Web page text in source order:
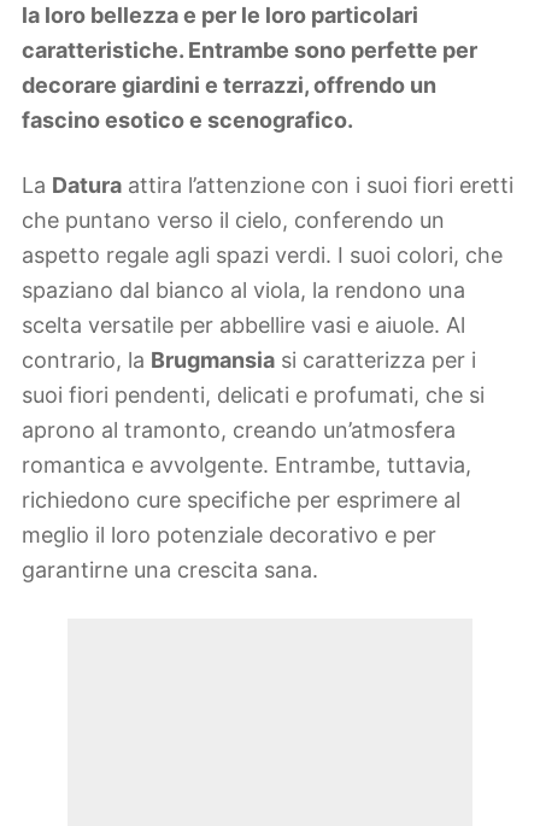
la loro bellezza e per le loro particolari
caratteristiche. Entrambe sono perfette per
decorare giardini e terrazzi, offrendo un
fascino esotico e scenografico.
La Datura attira l’attenzione con i suoi fiori eretti
che puntano verso il cielo, conferendo un
aspetto regale agli spazi verdi. I suoi colori, che
spaziano dal bianco al viola, la rendono una
scelta versatile per abbellire vasi e aiuole. Al
contrario, la Brugmansia si caratterizza per i
suoi fiori pendenti, delicati e profumati, che si
aprono al tramonto, creando un’atmosfera
romantica e avvolgente. Entrambe, tuttavia,
richiedono cure specifiche per esprimere al
meglio il loro potenziale decorativo e per
garantirne una crescita sana.